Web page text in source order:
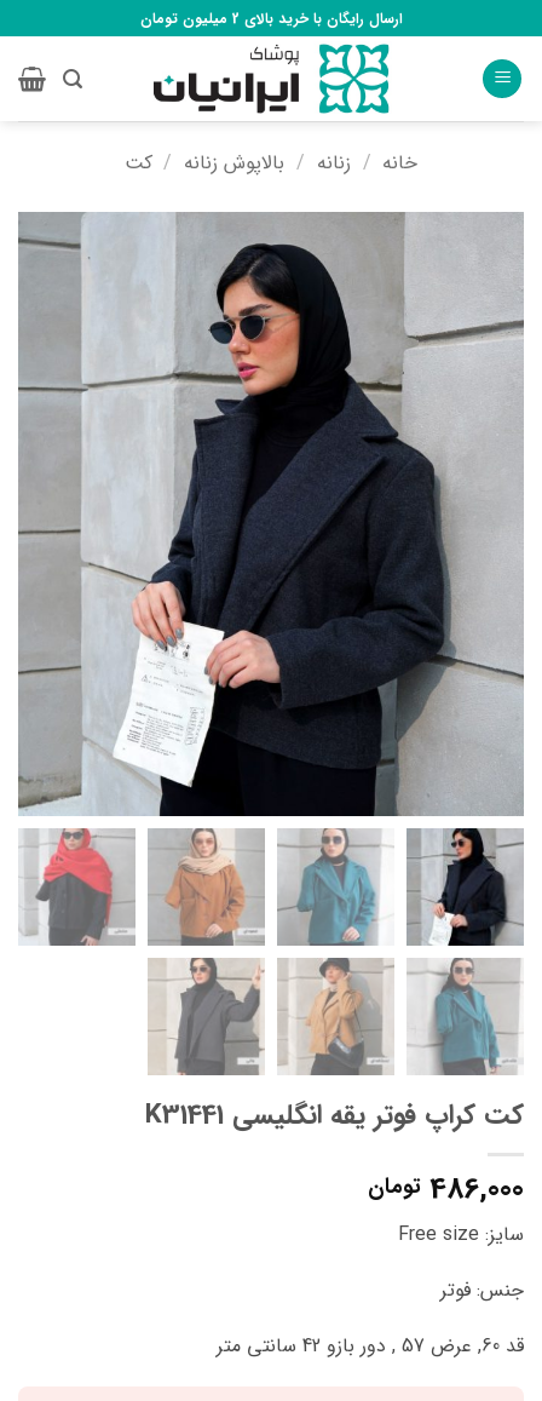
to
content
ارسال رایگان با خرید بالای 2 میلیون تومان
خانه / زنانه / بالاپوش زنانه / کت
کت کراپ فوتر یقه انگلیسی K31441
486,000 تومان
سایز: Free size
جنس: فوتر
قد 60, عرض 57 , دور بازو 42 سانتی متر